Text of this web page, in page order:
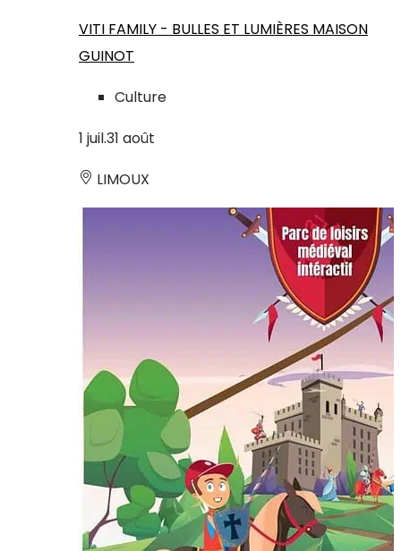
VITI FAMILY - BULLES ET LUMIÈRES MAISON
GUINOT
Culture
1 juil.31 août
LIMOUX